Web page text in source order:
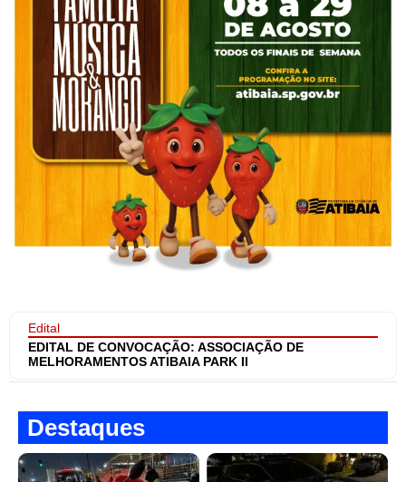
Edital
EDITAL DE CONVOCAÇÃO: ASSOCIAÇÃO DE
MELHORAMENTOS ATIBAIA PARK II
Destaques